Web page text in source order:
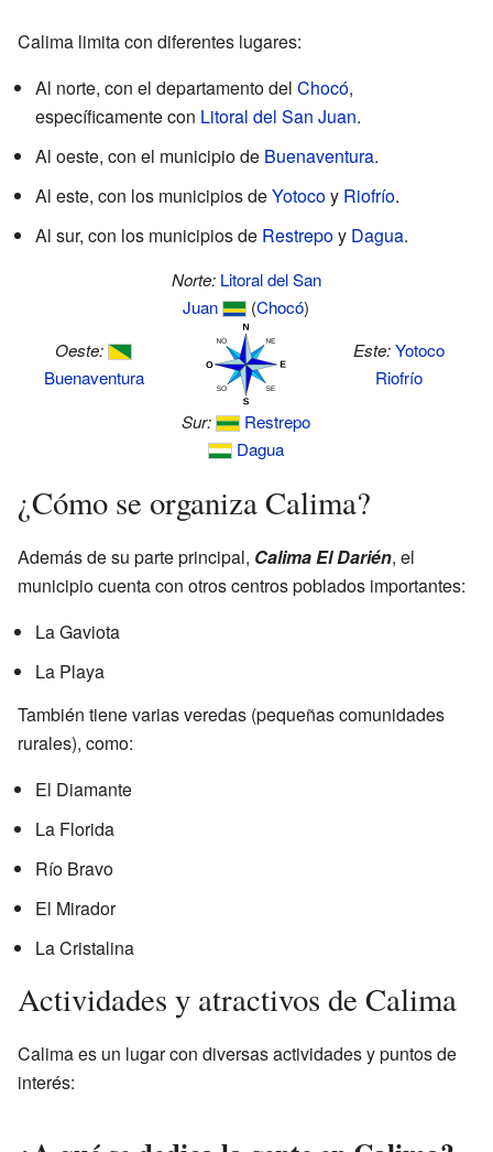
Calima limita con diferentes lugares:
Al norte, con el departamento del Chocó,
específicamente con Litoral del San Juan.
Al oeste, con el municipio de Buenaventura.
Al este, con los municipios deYotocoy Riofrío.
Al sur, con los municipios de Restrepoy Dagua.
Norte: Litoral del San
Juan
(Chocó)
Oeste:
Buenaventura
Este:Yotoco
Riofrío
Sur:
Restrepo
Dagua
¿Cómo se organiza Calima?
Además de su parte principal, Calima El Darién, el
municipio cuenta con otros centros poblados importantes:
La Gaviota
La Playa
También tiene varias veredas (pequeñas comunidades
rurales), como:
El Diamante
La Florida
Río Bravo
El Mirador
La Cristalina
Actividades y atractivos de Calima
Calima es un lugar con diversas actividades y puntos de
interés: